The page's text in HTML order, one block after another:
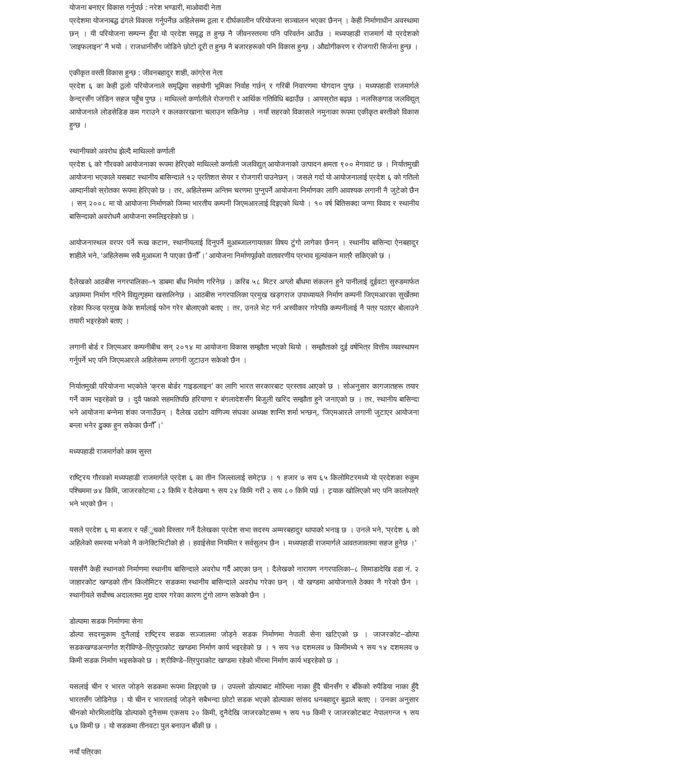
योजना बनाएर विकास गर्नुपर्छ : नरेश भण्डारी, माओवादी नेता
प्रदेशमा योजनाबद्ध ढंगले विकास गर्नुपर्नेछ अहिलेसम्म ठूला र दीर्घकालीन परियोजना सञ्चालन भएका छैनन् । केही निर्माणाधीन अवस्थामा
छन् । यी परियोजना सम्पन्न हुँदा यो प्रदेश समृद्ध त हुन्छ नै जीवनस्तरमा पनि परिवर्तन आउँछ । मध्यपहाडी राजमार्ग यो प्रदेशको
‘लाइफलाइन’ नै भयो । राजधानीसँग जोडिने छोटो दूरी त हुन्छ नै बजारहरूको पनि विकास हुन्छ । औद्योगीकरण र रोजगारी सिर्जना हुन्छ ।
एकीकृत वस्ती विकास हुन्छ : जीवनबहादुर शाही, कांग्रेस नेता
प्रदेश ६ का केही ठूलो परियोजनाले समृद्धिमा सहयोगी भूमिका निर्वाह गर्छन् र गरिबी निवारणमा योगदान पुग्छ । मध्यपहाडी राजमार्गले
केन्द्रसँग जोडिन सहज पहुँच पुग्छ । माथिल्लो कर्णालीले रोजगारी र आर्थिक गतिविधि बढाउँछ । आयस्रोत बढ्छ । नलसिङगाड जलविद्युत्
आयोजनाले लोडसेडिङ कम गराउने र कलकारखाना चलाउन सकिनेछ । नयाँ सहरको विकासले नमुनाका रूपमा एकीकृत बस्तीको विकास
हुन्छ ।
स्थानीयको अवरोध झेल्दै माथिल्लो कर्णाली
प्रदेश ६ को गौरवको आयोजनाका रूपमा हेरिएको माथिल्लो कर्णाली जलविद्युत् आयोजनाको उत्पादन क्षमता ९०० मेगावाट छ । निर्यातमुखी
आयोजना भएकाले यसबाट स्थानीय बासिन्दाले १२ प्रतिशत सेयर र रोजगारी पाउनेछन् । जसले गर्दा यो आयोजनालाई प्रदेश ६ को गतिलो
आम्दानीको स्रोतका रूपमा हेरिएको छ । तर, अहिलेसम्म अन्तिम चरणमा पुग्नुपर्ने आयोजना निर्माणका लागि आवश्यक लगानी नै जुटेको छैन
। सन् २००८ मा यो आयोजना निर्माणको जिम्मा भारतीय कम्पनी जिएमआरलाई दिइएको थियो । १० वर्ष बितिसक्दा जग्गा विवाद र स्थानीय
बासिन्दाको अवरोधमै आयोजना रुमलिइरहेको छ ।
आयोजनास्थल वरपर पर्ने रूख कटान, स्थानीयलाई दिनुपर्ने मुआब्जालगायतका विषय टुंगो लागेका छैनन् । स्थानीय बासिन्दा ऐनबहादुर
शाहीले भने, ‘अहिलेसम्म सबै मुआब्जा नै पाएका छैनौँ ।’ आयोजना निर्माणपूर्वको वातावरणीय प्रभाव मूल्यांकन मात्रै सकिएको छ ।
दैलेखको आठबीस नगरपालिका–१ डाबमा बाँध निर्माण गरिनेछ । करिब ५८ मिटर अग्लो बाँधमा संकलन हुने पानीलाई दुईवटा सुरुङमार्फत
अछाममा निर्माण गरिने विद्युत्गृहमा खसालिनेछ । आठबीस नगरपालिका प्रमुख खड्गराज उपाध्यायले निर्माण कम्पनी जिएमआरका सुर्खेतमा
रहेका फिल्ड प्रमुख केके शर्मालाई फोन गरेर बोलाएको बताए । तर, उनले भेट गर्न अस्वीकार गरेपछि कम्पनीलाई नै पत्र पठाएर बोलाउने
तयारी भइरहेको बताए ।
लगानी बोर्ड र जिएमआर कम्पनीबीच सन् २०१४ मा आयोजना विकास सम्झौता भएको थियो । सम्झौताको दुई वर्षभित्र वित्तीय व्यवस्थापन
गर्नुपर्ने भए पनि जिएमआरले अहिलेसम्म लगानी जुटाउन सकेको छैन ।
निर्यातमुखी परियोजना भएकोले ‘क्रस बोर्डर गाइडलाइन’ का लागि भारत सरकारबाट प्रस्ताव आएको छ । सोअनुसार कागजातहरू तयार
गर्ने काम भइरहेको छ । दुवै पक्षको सहमतिपछि हरियाणा र बंगलादेशसँग बिजुली खरिद सम्झौता हुने जनाएको छ । तर, स्थानीय बासिन्दा
भने आयोजना बन्नेमा शंका जनाउँछन् । दैलेख उद्योग वाणिज्य संघका अध्यक्ष शान्ति शर्मा भन्छन्, ‘जिएमआरले लगानी जुटाएर आयोजना
बन्ला भनेर ढुक्क हुन सकेका छैनौँ ।’
मध्यपहाडी राजमार्गको काम सुस्त
राष्ट्रिय गौरवको मध्यपहाडी राजमार्गले प्रदेश ६ का तीन जिल्लालाई समेट्छ । १ हजार ७ सय ६५ किलोमिटरमध्ये यो प्रदेशका रुकुम
पश्चिममा ७४ किमि, जाजरकोटमा ८२ किमि र दैलेखमा १ सय २४ किमि गरी २ सय ८० किमि पर्छ । ट्र्याक खोलिएको भए पनि कालोपत्रे
भने भएको छैन ।
यसले प्रदेश ६ मा बजार र पहँुचको विस्तार गर्ने दैलेखका प्रदेश सभा सदस्य अम्मरबहादुर थापाको भनाइ छ । उनले भने, ‘प्रदेश ६ को
अहिलेको समस्या भनेको नै कनेक्टिभिटीको हो । हवाईसेवा नियमित र सर्वसुलभ छैन । मध्यपहाडी राजमार्गले आवतजावतमा सहज हुनेछ ।’
यससँगै केही स्थानको निर्माणमा स्थानीय बासिन्दाले अवरोध गर्दै आएका छन् । दैलेखको नारायण नगरपालिका–८ सिमाडादेखि वडा नं. २
जाहारकोट खण्डको तीन किलोमिटर सडकमा स्थानीय बासिन्दाले अवरोध गरेका छन् । यो खण्डमा आयोजनाले ठेक्का नै गरेको छैन ।
स्थानीयले सर्वोच्च अदालतमा मुद्दा दायर गरेका कारण टुंगो लाग्न सकेको छैन ।
डोल्पामा सडक निर्माणमा सेना
डोल्पा सदरमुकाम दुनैलाई राष्ट्रिय सडक सञ्जालमा जोड्ने सडक निर्माणमा नेपाली सेना खटिएको छ । जाजरकोट–डोल्पा
सडकखण्डअन्तर्गत श्रीविण्डे–त्रिपुराकोट खण्डमा निर्माण कार्य भइरहेको छ । १ सय १७ दशमलव ७ किमीमध्ये १ सय १४ दशमलव ७
किमी सडक निर्माण भइसकेको छ । श्रीविण्डे–त्रिपुराकोट खण्डमा रहेको भीरमा निर्माण कार्य भइरहेको छ ।
यसलाई चीन र भारत जोड्ने सडकमा रूपमा लिइएको छ । उपल्लो डोल्पाबाट मोरिम्ला नाका हुँदै चीनसँग र बाँकेको रुपैडिया नाका हुँदै
भारतसँग जोडिनेछ । यो चीन र भारतलाई जोड्ने सबैभन्दा छोटो सडक भएको डोल्पाका सांसद धनबहादुर बुढाले बताए । उनका अनुसार
चीनको मोरमिलादेखि डोल्पाको दुनैसम्म एकसय २० किमी, दुनैदेखि जाजरकोटसम्म १ सय १७ किमी र जाजरकोटबाट नेपालगन्ज १ सय
६७ किमी छ । यो सडकमा तीनवटा पुल बनाउन बाँकी छ ।
नयाँ पत्रिका